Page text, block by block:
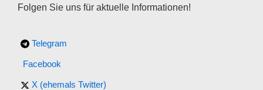
Folgen Sie uns für aktuelle Informationen!
Telegram
Facebook
X (ehemals Twitter)